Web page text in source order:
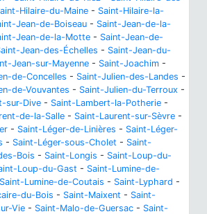
Hilaire-du-Maine - Saint-Hilaire-la-
Jean-de-Boiseau - Saint-Jean-de-la-
Jean-de-la-Motte - Saint-Jean-de-
Jean-des-Échelles - Saint-Jean-du-
Jean-sur-Mayenne - Saint-Joachim -
de-Concelles - Saint-Julien-des-Landes -
de-Vouvantes - Saint-Julien-du-Terroux -
sur-Dive - Saint-Lambert-la-Potherie -
de-la-Salle - Saint-Laurent-sur-Sèvre -
- Saint-Léger-de-Linières - Saint-Léger-
- Saint-Léger-sous-Cholet - Saint-
Bois - Saint-Longis - Saint-Loup-du-
Loup-du-Gast - Saint-Lumine-de-
Saint-Lumine-de-Coutais - Saint-Lyphard -
du-Bois - Saint-Maixent - Saint-
Vie - Saint-Malo-de-Guersac - Saint-